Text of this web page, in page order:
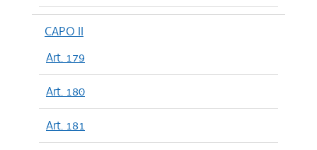
CAPO II
Art. 179
Art. 180
Art. 181